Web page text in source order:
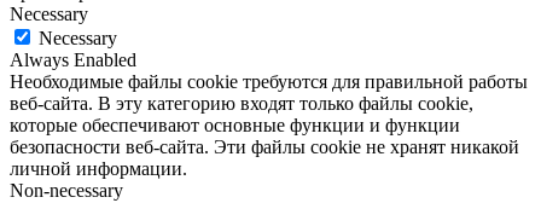
Necessary
Necessary
Always Enabled
Необходимые файлы cookie требуются для правильной работы
веб-сайта. В эту категорию входят только файлы cookie,
которые обеспечивают основные функции и функции
безопасности веб-сайта. Эти файлы cookie не хранят никакой
личной информации.
Non-necessary